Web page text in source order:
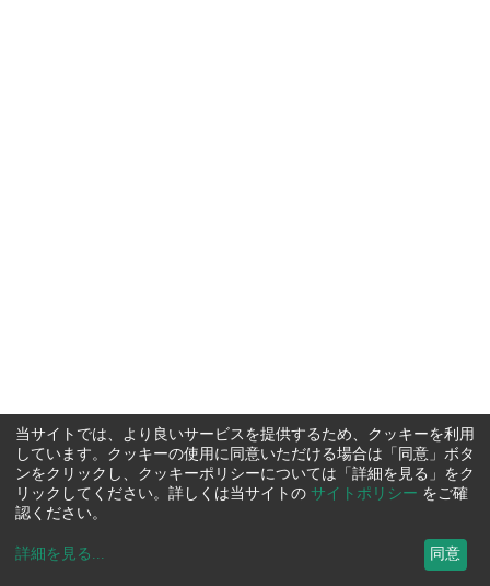
当サイトでは、より良いサービスを提供するため、クッキーを利用
しています。クッキーの使用に同意いただける場合は「同意」ボタ
ンをクリックし、クッキーポリシーについては「詳細を見る」をク
リックしてください。詳しくは当サイトの サイトポリシー をご確
認ください。
詳細を見る ... 同意